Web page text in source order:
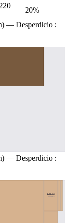
20%
— Desperdicio :
— Desperdicio :
Tabla 241
161×357